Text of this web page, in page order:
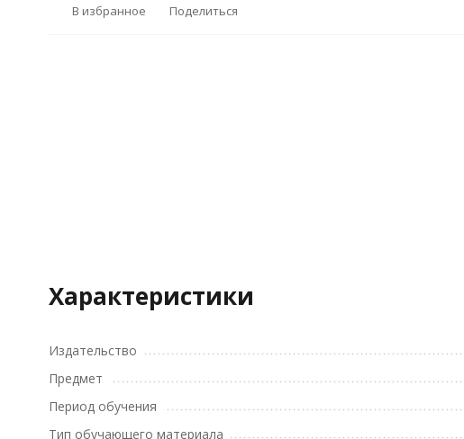
В избранное Поделиться
Характеристики
Издательство
Предмет
Период обучения
Тип обучающего материала